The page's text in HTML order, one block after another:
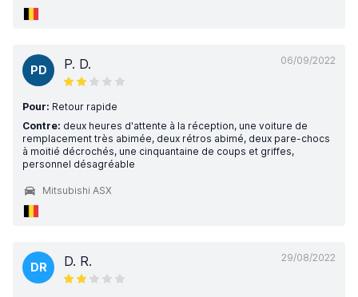
06/09/2022
PD P. D.
Pour: Retour rapide
Contre: deux heures d'attente à la réception, une voiture de
remplacement très abimée, deux rétros abimé, deux pare-chocs
à moitié décrochés, une cinquantaine de coups et griffes,
personnel désagréable
Mitsubishi ASX
29/08/2022
DR D. R.